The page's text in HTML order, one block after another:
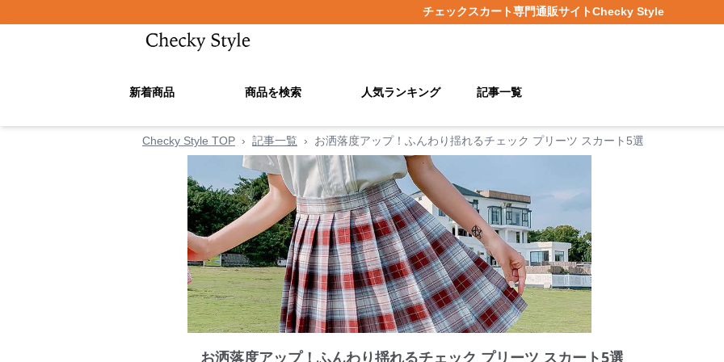
チェックスカート専門通販サイトChecky Style
新着商品 商品を検索 人気ランキング 記事一覧
Checky Style TOP › 記事一覧 › お洒落度アップ！ふんわり揺れるチェック プリーツ スカート5選
お洒落度アップ！ふんわり揺れるチェック プリーツ スカート5選